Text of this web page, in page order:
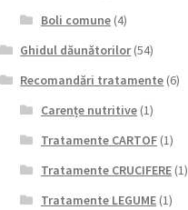
Boli comune(4)
Ghidul dăunătorilor(54)
Recomandări tratamente (6)
Carențe nutritive(1)
Tratamente CARTOF(1)
Tratamente CRUCIFERE(1)
Tratamente LEGUME(1)